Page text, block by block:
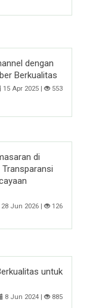
dengan
Berkualitas
15 Apr 2025 | 553
di
28 Jun 2026 | 126
untuk
8 Jun 2024 | 885